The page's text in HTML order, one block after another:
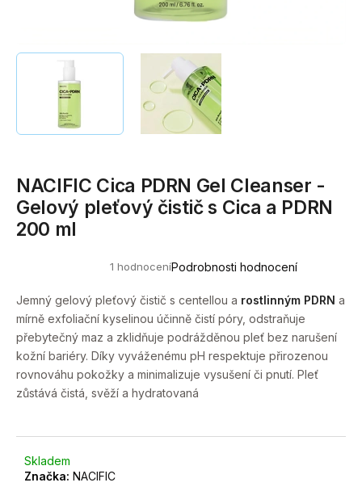
produktu
je
5,0
5
hvězdiček.
1 hodnoceníPodrobnosti hodnocení
NACIFIC Cica PDRN Gel Cleanser -
Gelový pleťový čistič s Cica a PDRN
200 ml
Jemný gelový pleťový čistič s centellou a rostlinným PDRN a
mírně exfoliační kyselinou účinně čistí póry, odstraňuje
přebytečný maz a zklidňuje podrážděnou pleť bez narušení
kožní bariéry. Díky vyváženému pH respektuje přirozenou
rovnováhu pokožky a minimalizuje vysušení či pnutí. Pleť
zůstává čistá, svěží a hydratovaná
Skladem
Značka: NACIFIC
í
HLEDAT
p
o
r
u
č
u
j
m
e